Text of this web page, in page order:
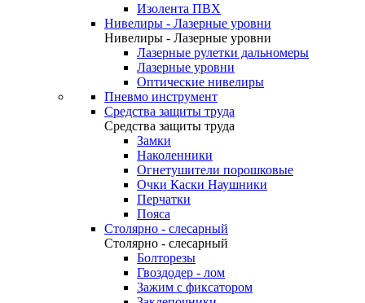
Изолента ПВХ
Нивелиры - Лазерные уровни
Нивелиры - Лазерные уровни
Лазерные рулетки дальномеры
Лазерные уровни
Оптические нивелиры
Пневмо инструмент
Средства защиты труда
Средства защиты труда
Замки
Наколенники
Огнетушители порошковые
Очки Каски Наушники
Перчатки
Пояса
Столярно - слесарный
Столярно - слесарный
Болторезы
Гвоздодер - лом
Зажим с фиксатором